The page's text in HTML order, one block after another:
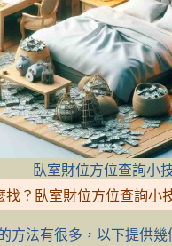
臥室財位方位查詢小
找？臥室財位方位查詢小
方法有很多，以下提供幾